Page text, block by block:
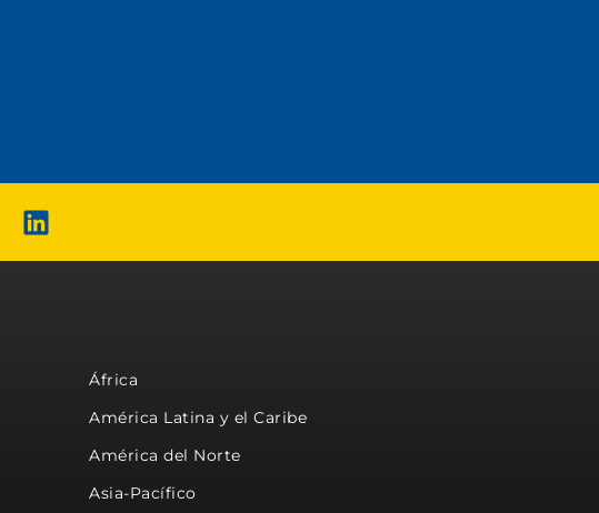
África
América Latina y el Caribe
América del Norte
Asia-Pacífico